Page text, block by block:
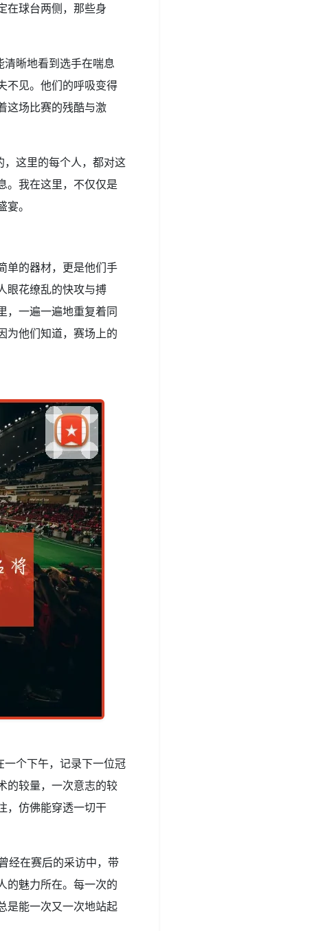
在球台两侧，那些身
晰地看到选手在喘息
不见。他们的呼吸变得
这场比赛的残酷与激
，这里的每个人，都对这
。我在这里，不仅仅是
。
单的器材，更是他们手
眼花缭乱的快攻与搏
，一遍一遍地重复着同
为他们知道，赛场上的
一个下午，记录下一位冠
的较量，一次意志的较
，仿佛能穿透一切干
经在赛后的采访中，带
的魅力所在。每一次的
是能一次又一次地站起